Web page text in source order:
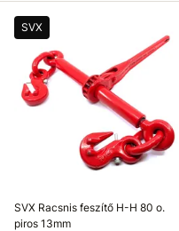
SVX
SVX Racsnis feszítő H-H 80 o.
piros 13mm